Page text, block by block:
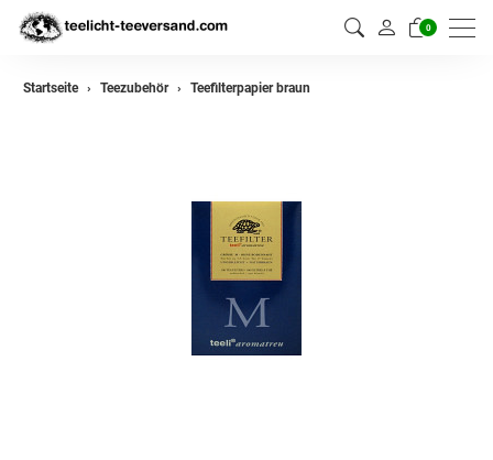
0
Startseite Teezubehör Teefilterpapier braun